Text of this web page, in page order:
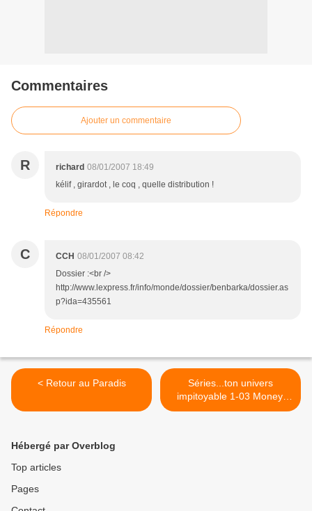
Commentaires
Ajouter un commentaire
R richard 08/01/2007 18:49
kélif , girardot , le coq , quelle distribution !
Répondre
C CCH 08/01/2007 08:42
Dossier :<br />
http://www.lexpress.fr/info/monde/dossier/benbarka/dossier.as
p?ida=435561
Répondre
< Retour au Paradis
Séries...ton univers
impitoyable 1-03 Money,
money, money. >
Hébergé par Overblog
Top articles
Pages